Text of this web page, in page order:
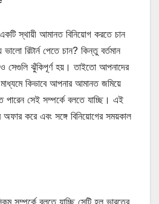
স্থায়ী আমানত বিনিয়োগ করতে চান
রিটার্ন পেতে চান? কিন্তু বর্তমান
সেগুলি ঝুঁকিপূর্ণ হয়। তাইতো আপনাদের
কিভাবে আপনার আমানত জমিয়ে
পারেন সেই সম্পর্কে বলতে যাচ্ছি। এই
অফার করে এবং সঙ্গে বিনিয়োগের সময়কাল